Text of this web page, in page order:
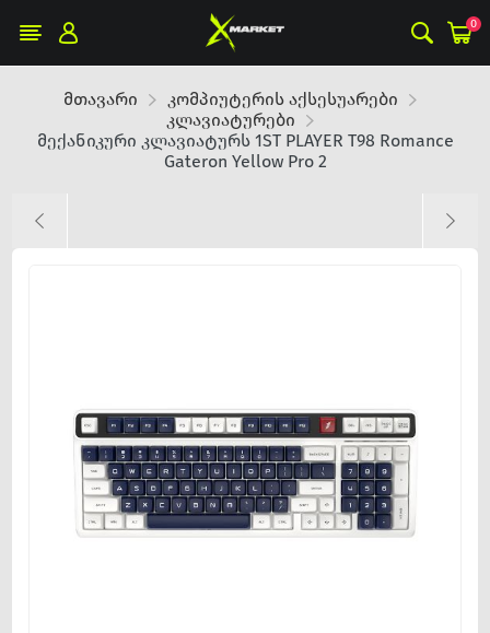
0
მთავარი
კომპიუტერის აქსესუარები
კლავიატურები
მექანიკური კლავიატურს 1ST PLAYER T98 Romance
Gateron Yellow Pro 2